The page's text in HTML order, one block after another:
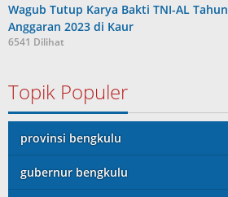
Wagub Tutup Karya Bakti TNI-AL Tahun
Anggaran 2023 di Kaur
6541 Dilihat
Topik Populer
provinsi bengkulu
gubernur bengkulu